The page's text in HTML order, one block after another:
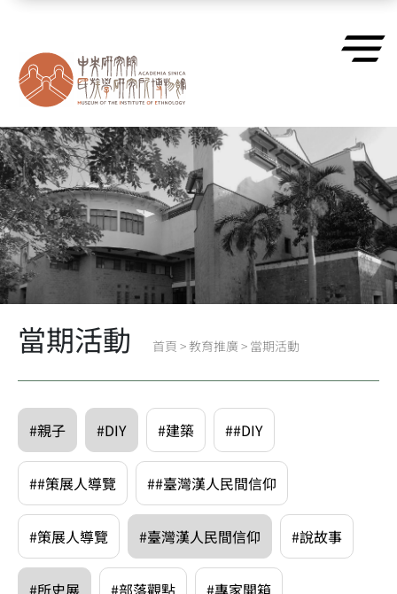
當期活動 首頁 >教育推廣 > 當期活動
#親子 #DIY #建築 ##DIY
##策展人導覽 ##臺灣漢人民間信仰
#策展人導覽 #臺灣漢人民間信仰 #說故事
#所史展 #部落觀點 #專家開箱